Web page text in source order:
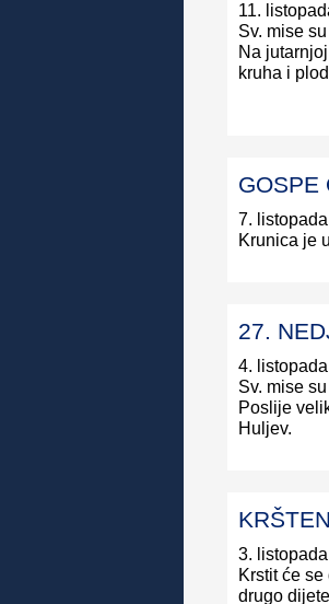
11.
Sv. mise
Na
kruha i
GOSPE
7.
Krunica je
27.
4.
Sv. mise
Poslije
Huljev.
3. listopada
Krstit će
drugo